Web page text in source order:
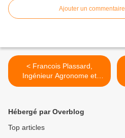
Ajouter un commentaire
< Francois Plassard,
Ingénieur Agronome et
Pionnier des Cultures
Nicolas Caudeville
Hébergé par Overblog
Top articles